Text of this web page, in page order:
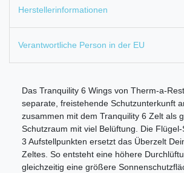
Herstellerinformationen
Verantwortliche Person in der EU
Das Tranquility 6 Wings von Therm-a-
separate, freistehende Schutzunterkunft
zusammen mit dem Tranquility 6 Zelt als
Schutzraum mit viel Belüftung. Die
3 Aufstellpunkten ersetzt das Überzelt
Zeltes. So entsteht eine höhere
gleichzeitig eine größere